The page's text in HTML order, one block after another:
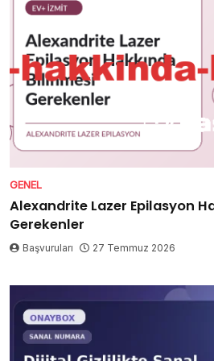
GENEL
Alexandrite Lazer Epilasyon
Gerekenler
Başvuruları 27 Temmuz 2026